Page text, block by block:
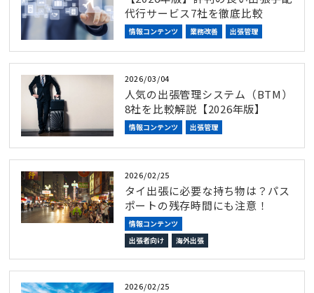
代行サービス7社を徹底比較
情報コンテンツ 業務改善 出張管理
2026/03/04
人気の出張管理システム（BTM）
8社を比較解説【2026年版】
情報コンテンツ 出張管理
2026/02/25
タイ出張に必要な持ち物は？パス
ポートの残存時間にも注意！
情報コンテンツ
出張者向け
海外出張
2026/02/25